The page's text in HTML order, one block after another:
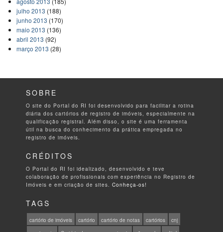
julho 2013 (188)
junho 2013 (170)
maio 2013 (136)
abril 2013 (92)
março 2013 (28)
SOBRE
O site do Portal do RI foi desenvolvido para facilitar a rotina
diária dos cartórios de registro de imóveis, especialmente na
qualificação registral. Além disso, o site é uma ferramenta
útil na busca do conhecimento da prática empregada no
registro de imóveis.
CRÉDITOS
O Portal do RI foi idealizado, desenvolvido e teve
colaboração de profissionais com experiência no Registro de
Imóveis e em criação de sites.Conheça-os!
TAGS
cartório de imóveis cartório cartório de notas cartórios
cnj